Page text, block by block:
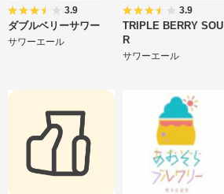
3.9
ダブルベリーサワー
サワーエール
3.9
TRIPLE BERRY SOU
R
サワーエール